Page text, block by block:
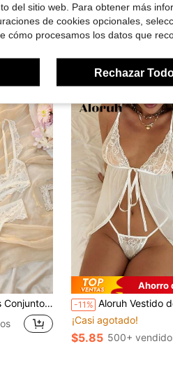
contraste (con aros) para salir
Ahorro
-11% Aloruh Vestido de lencería de camisón con
¡Casi agotado!
$5.85 500+
del sitio web. Para obtener más
de cookies opcionales,
cómo procesamos los datos que
Rechazar